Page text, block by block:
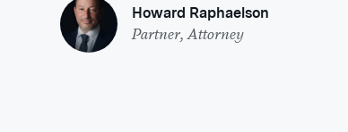
Howard Raphaelson
Partner, Attorney